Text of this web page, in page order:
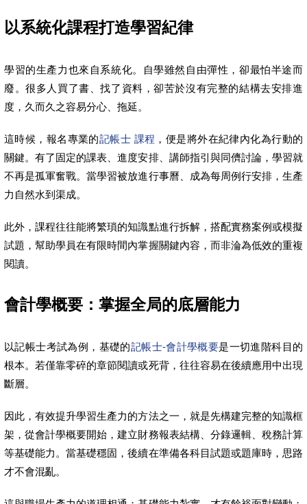
以系統化課程打造學習紀律
學習的生產力也來自系統化。自學雖然自由彈性，卻最怕半途而
廢。很多人買了書、找了資料，卻苦於沒有完整的結構去安排進
度，久而久之容易分心、拖延。
這時候，報名專業的記帳士 課程 ，便是將外在紀律內化為行動的
關鍵。有了固定的課表、進度安排、講師指引與同儕討論，學習就
不再是孤軍奮戰。當學習被放進行事曆、成為每周例行安排，生產
力自然水到渠成。
此外，課程往往能將繁瑣的知識點進行拆解，搭配實務案例或模擬
試題，幫助學員在有限時間內掌握關鍵內容，而非淪為低效的重複
閱讀。
會計學概要：掌握全局的底層能力
以記帳士考試為例，基礎的記帳士-會計學概要是一切進階科目的
根本。若僅靠零碎的章節閱讀或死背，往往容易在後續應用中出現
斷層。
因此，有效提升學習生產力的方法之一，就是先構建完整的知識框
架，從會計學概要開始，建立財務報表結構、分錄邏輯、稅務計算
等基礎能力。當基礎穩固，後續在準備各科目試題或題庫時，思路
才不會混亂。